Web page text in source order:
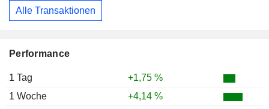
Performance
1 Tag
+1,75 %
1 Woche
+4,14 %
Alle Transaktionen